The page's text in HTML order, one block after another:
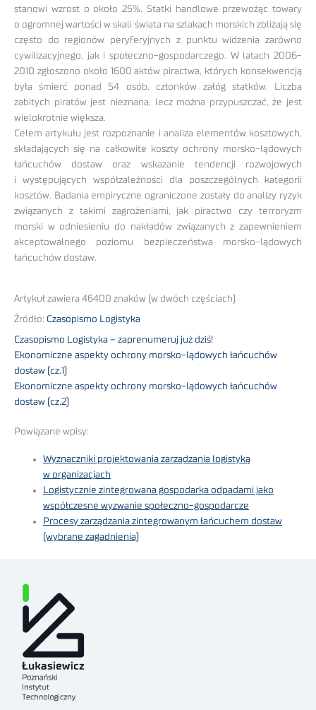
stanowi wzrost o około 25%. Statki handlowe przewożąc towary
o ogromnej wartości w skali świata na szlakach morskich zbliżają się
często do regionów peryferyjnych z punktu widzenia zarówno
cywilizacyjnego, jak i społeczno-gospodarczego. W latach 2006-
2010 zgłoszono około 1600 aktów piractwa, których konsekwencją
była śmierć ponad 54 osób, członków załóg statków. Liczba
zabitych piratów jest nieznana, lecz można przypuszczać, że jest
wielokrotnie większa.
Celem artykułu jest rozpoznanie i analiza elementów kosztowych,
składających się na całkowite koszty ochrony morsko-lądowych
łańcuchów dostaw oraz wskazanie tendencji rozwojowych
i występujących współzależności dla poszczególnych kategorii
kosztów. Badania empiryczne ograniczone zostały do analizy ryzyk
związanych z takimi zagrożeniami, jak piractwo czy terroryzm
morski w odniesieniu do nakładów związanych z zapewnieniem
akceptowalnego poziomu bezpieczeństwa morsko-lądowych
łańcuchów dostaw.
Artykuł zawiera 46400 znaków (w dwóch częściach)
Źródło: Czasopismo Logistyka
Czasopismo Logistyka – zaprenumeruj już dziś!
Ekonomiczne aspekty ochrony morsko-lądowych łańcuchów
dostaw (cz.1)
Ekonomiczne aspekty ochrony morsko-lądowych łańcuchów
dostaw (cz.2)
Powiązane wpisy:
Wyznaczniki projektowania zarządzania logistyką
w organizacjach
Logistycznie zintegrowana gospodarka odpadami jako
współczesne wyzwanie społeczno-gospodarcze
Procesy zarządzania zintegrowanym łańcuchem dostaw
(wybrane zagadnienia)